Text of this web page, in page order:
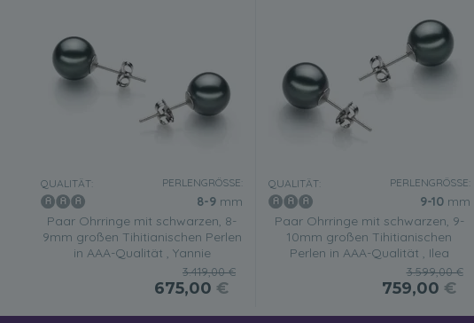
QUALITÄT: PERLENGRÖSSE:
8-9 mm
Paar Ohrringe mit schwarzen, 8-
9mm großen Tihitianischen Perlen
in AAA-Qualität , Yannie
3.419,00 €
675,00 €
QUALITÄT: PERLENGRÖSSE:
9-10mm
Paar Ohrringe mit schwarzen, 9-
10mm großen Tihitianischen
Perlen in AAA-Qualität , Ilea
3.599,00 €
759,00 €